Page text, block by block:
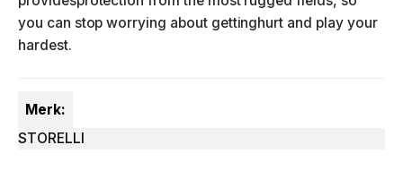
you can stop worrying about gettinghurt and play your
hardest.
Merk:
STORELLI